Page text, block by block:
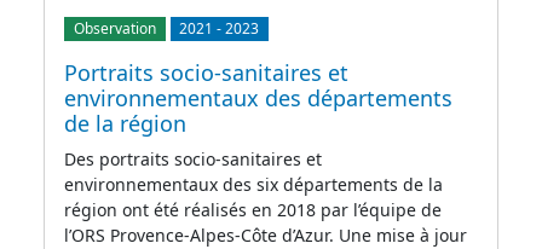
Observation 2021 -2023
Portraits socio-sanitaires et
environnementaux des départements
de la région
Des portraits socio-sanitaires et
environnementaux des six départements de la
région ont été réalisés en 2018 par l’équipe de
l’ORS Provence-Alpes-Côte d’Azur. Une mise à jour